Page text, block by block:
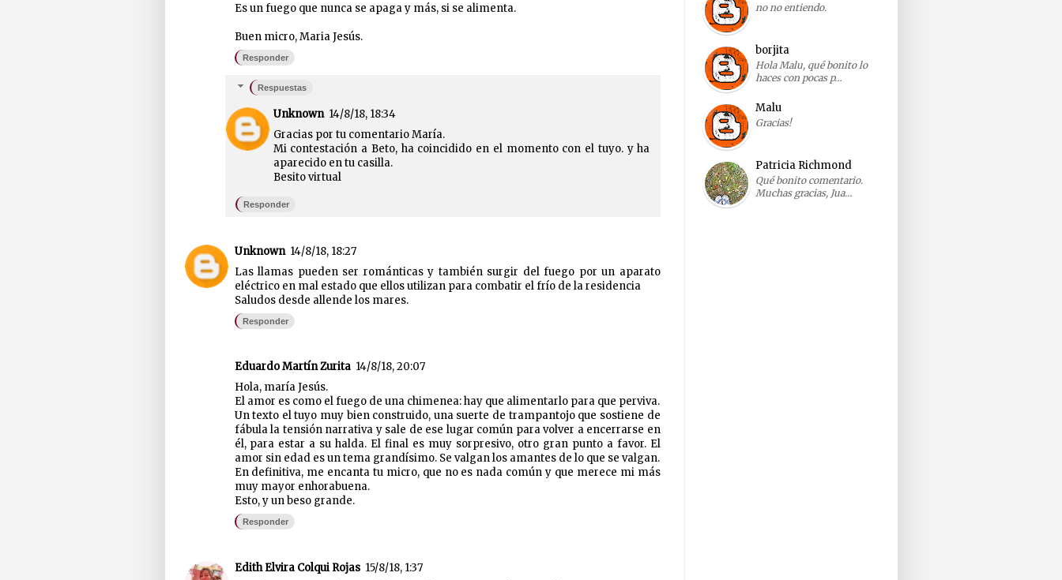
Es un fuego que nunca se apaga y más, si se alimenta.
Buen micro, Maria Jesús.
Responder
Respuestas
Unknown 14/8/18, 18:34
Gracias por tu comentario María.
Mi contestación a Beto, ha coincidido en el momento con el tuyo. y ha
aparecido en tu casilla.
Besito virtual
Responder
Unknown 14/8/18, 18:27
Las llamas pueden ser románticas y también surgir del fuego por un aparato
eléctrico en mal estado que ellos utilizan para combatir el frío de la residencia
Saludos desde allende los mares.
Responder
Eduardo Martín Zurita 14/8/18, 20:07
Hola, maría Jesús.
El amor es como el fuego de una chimenea: hay que alimentarlo para que perviva.
Un texto el tuyo muy bien construido, una suerte de trampantojo que sostiene de
fábula la tensión narrativa y sale de ese lugar común para volver a encerrarse en
él, para estar a su halda. El final es muy sorpresivo, otro gran punto a favor. El
amor sin edad es un tema grandísimo. Se valgan los amantes de lo que se valgan.
En definitiva, me encanta tu micro, que no es nada común y que merece mi más
muy mayor enhorabuena.
Esto, y un beso grande.
Responder
Edith Elvira Colqui Rojas 15/8/18, 1:37
no no entiendo.
borjita
Hola Malu, qué bonito lo
haces con pocas p…
Malu
Gracias!
Patricia Richmond
Qué bonito comentario.
Muchas gracias, Jua…